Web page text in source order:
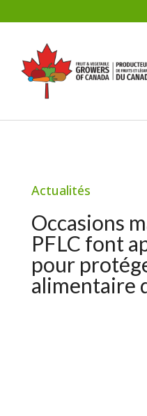
Actualités
Occasions
PFLC font
pour
alimentaire